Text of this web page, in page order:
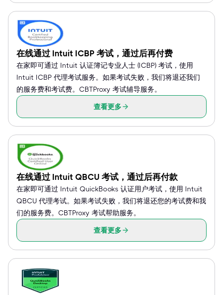
在线通过 Intuit ICBP 考试，通过后再付费
在家即可通过 Intuit 认证簿记专业人士 (ICBP) 考试，使用
Intuit ICBP 代理考试服务。如果考试失败，我们将退还我们
的服务费和考试费。CBTProxy 考试辅导服务。
查看更多
在线通过 Intuit QBCU 考试，通过后再付款
在家即可通过 Intuit QuickBooks 认证用户考试，使用 Intuit
QBCU 代理考试。如果考试失败，我们将退还您的考试费和我
们的服务费。CBTProxy 考试帮助服务。
查看更多